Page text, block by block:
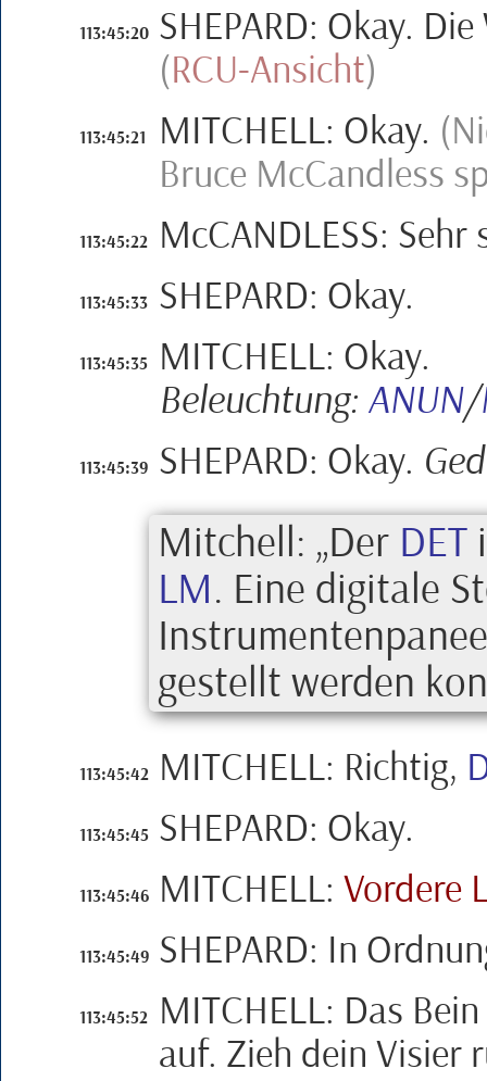
113:45:20 SHEPARD: Okay.
(RCU-Ansicht)
113:45:21 MITCHELL: Okay.
Bruce McCandless
113:45:22 McCANDLESS: Sehr
113:45:33 SHEPARD: Okay.
113:45:35 MITCHELL: Okay.
Beleuchtung: ANUN/
113:45:39 SHEPARD: Okay.
Mitchell: Der DET
LM. Eine digitale
gestellt werden
113:45:42 MITCHELL: Richtig,
113:45:45 SHEPARD: Okay.
113:45:46 MITCHELL: Vordere
113:45:49 SHEPARD: In
113:45:52 MITCHELL: Das
auf. Zieh dein Visier